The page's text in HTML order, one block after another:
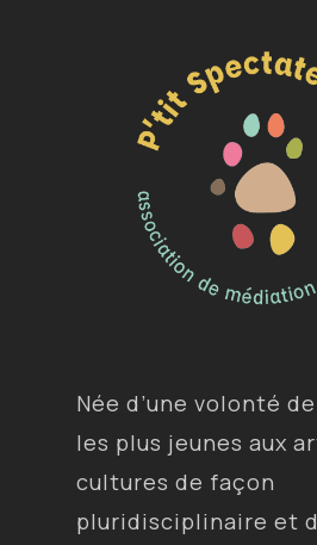
Née d’une volonté
les plus jeunes aux
cultures de façon
pluridisciplinaire et